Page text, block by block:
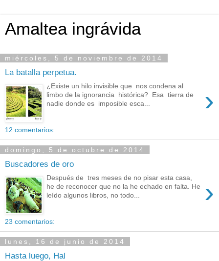
Amaltea ingrávida
miércoles, 5 de noviembre de 2014
La batalla perpetua.
›
¿Existe un hilo invisible que nos condena al
limbo de la ignorancia histórica? Esa tierra de
nadie donde es imposible esca...
12 comentarios:
domingo, 5 de octubre de 2014
Buscadores de oro
›
Después de tres meses de no pisar esta casa,
he de reconocer que no la he echado en falta. He
leído algunos libros, no todo...
23 comentarios:
lunes, 16 de junio de 2014
Hasta luego, Hal